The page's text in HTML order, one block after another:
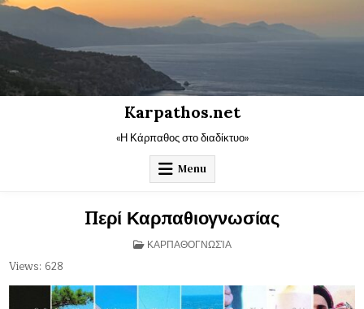
Skip
content
Karpathos.net
«Η Κάρπαθος στο διαδίκτυο»
Menu
Περί Καρπαθιογνωσίας
POSTED
ΚΑΡΠΑΘΟΓΝΩΣΊΑ
Views: 628